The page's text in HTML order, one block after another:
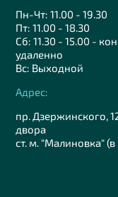
Пн-Чт: 11.00 - 19.30
Пт: 11.00 - 18.30
Сб: 11.30 - 15.00 -
удаленно
Вс: Выходной
Адрес:
пр. Дзержинского,
двора
ст. м. "Малиновка"